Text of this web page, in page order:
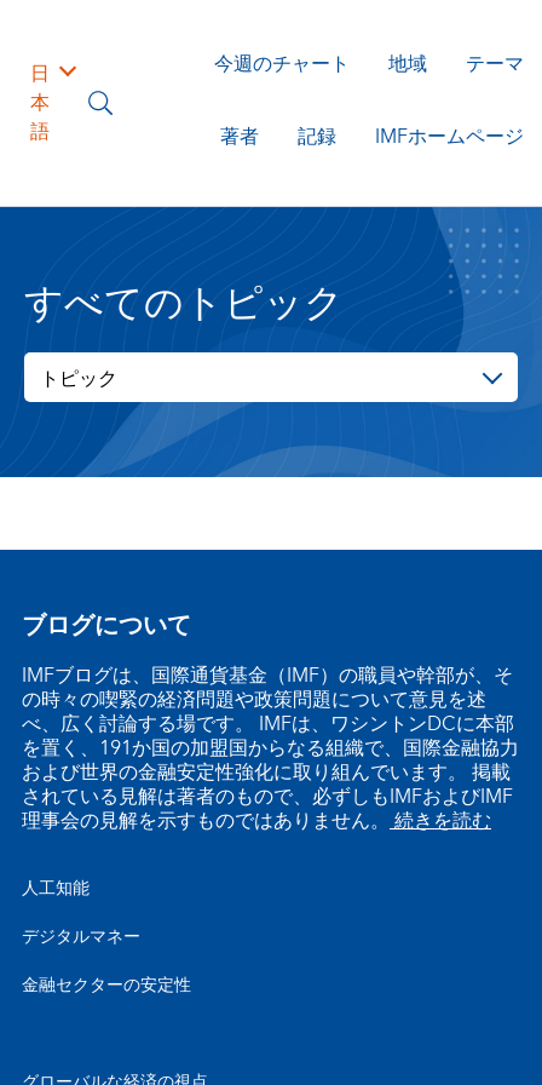
日
本
語
今週のチャート 地域 テーマ
著者 記録 IMFホームページ
すべてのトピック
トピック
ブログについて
IMFブログは、国際通貨基金（IMF）の職員や幹部が、そ
の時々の喫緊の経済問題や政策問題について意見を述
べ、広く討論する場です。 IMFは、ワシントンDCに本部
を置く、191か国の加盟国からなる組織で、国際金融協力
および世界の金融安定性強化に取り組んでいます。 掲載
されている見解は著者のもので、必ずしもIMFおよびIMF
理事会の見解を示すものではありません。 続きを読む
人工知能
デジタルマネー
金融セクターの安定性